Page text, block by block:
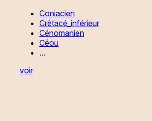
Coniacien
Crétacé_inférieur
Cénomanien
Céou
...
voir